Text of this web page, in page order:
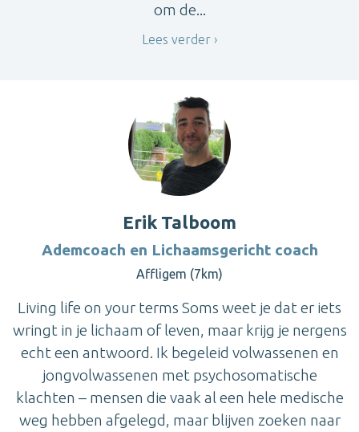
om de...
Lees verder
Erik Talboom
Ademcoach en Lichaamsgericht coach
Affligem (7km)
Living life on your terms Soms weet je dat er iets
wringt in je lichaam of leven, maar krijg je nergens
echt een antwoord. Ik begeleid volwassenen en
jongvolwassenen met psychosomatische
klachten – mensen die vaak al een hele medische
weg hebben afgelegd, maar blijven zoeken naar